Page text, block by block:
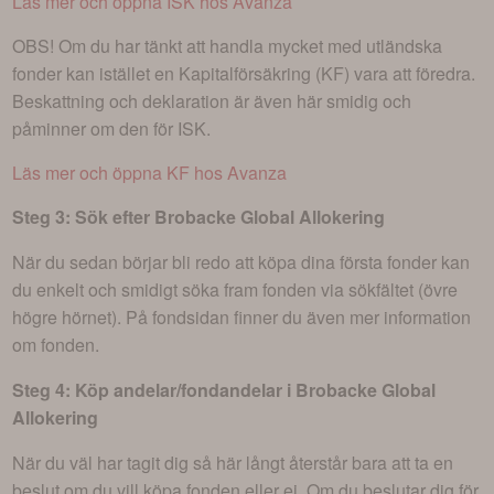
OBS! Om du har tänkt att handla mycket med utländska
fonder kan istället en Kapitalförsäkring (KF) vara att föredra.
Beskattning och deklaration är även här smidig och
påminner om den för ISK.
Läs mer och öppna KF hos Avanza
Steg 3: Sök efter Brobacke Global Allokering
När du sedan börjar bli redo att köpa dina första fonder kan
du enkelt och smidigt söka fram fonden via sökfältet (övre
högre hörnet). På fondsidan finner du även mer information
om fonden.
Steg 4: Köp andelar/fondandelar i Brobacke Global
Allokering
När du väl har tagit dig så här långt återstår bara att ta en